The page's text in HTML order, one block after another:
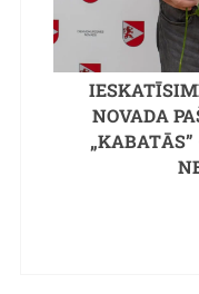
NOVADA